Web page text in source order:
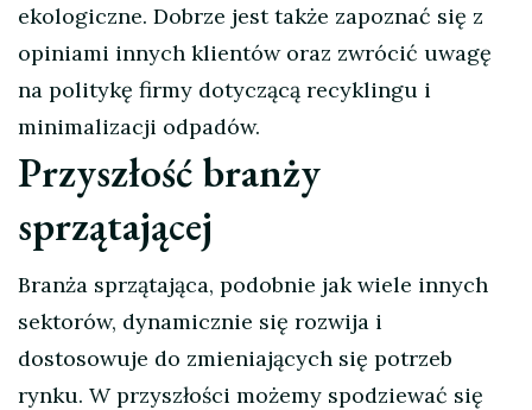
ekologiczne. Dobrze jest także zapoznać się z
opiniami innych klientów oraz zwrócić uwagę
na politykę firmy dotyczącą recyklingu i
minimalizacji odpadów.
Przyszłość branży
sprzątającej
Branża sprzątająca, podobnie jak wiele innych
sektorów, dynamicznie się rozwija i
dostosowuje do zmieniających się potrzeb
rynku. W przyszłości możemy spodziewać się